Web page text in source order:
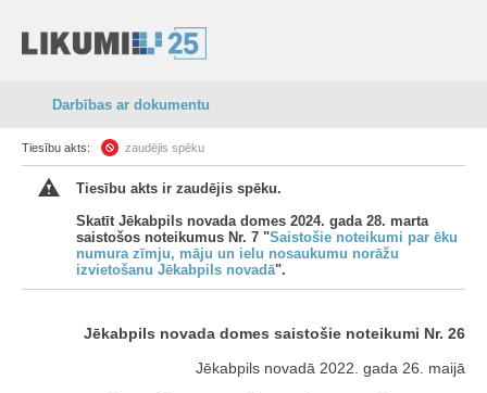
Darbības ar dokumentu
Tiesību akts: zaudējis spēku
Tiesību akts ir zaudējis spēku.
Skatīt Jēkabpils novada domes 2024. gada 28. marta
saistošos noteikumus Nr. 7 "Saistošie noteikumi par ēku
numura zīmju, māju un ielu nosaukumu norāžu
izvietošanu Jēkabpils novadā".
Jēkabpils novada domes saistošie noteikumi Nr. 26
Jēkabpils novadā 2022. gada 26. maijā